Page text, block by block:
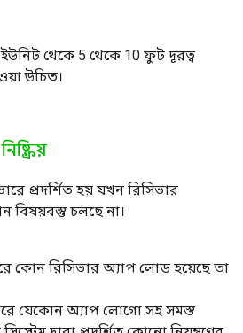
ইউনিট থেকে 5 থেকে 10 ফুট দূরত্ব
উচিত।
প্রদর্শিত হয় যখন রিসিভার
বিষয়বস্তু চলছে না।
কোন রিসিভার অ্যাপ লোড হয়েছে তা
যেকোন অ্যাপ লোগো সহ সমস্ত